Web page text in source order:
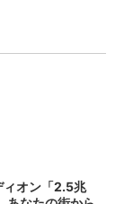
ィオン「2.5兆